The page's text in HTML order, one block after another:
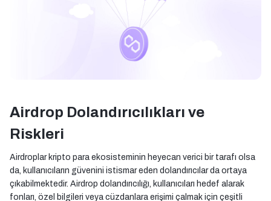
Airdrop Dolandırıcılıkları ve
Riskleri
Airdroplar kripto para ekosisteminin heyecan verici bir tarafı olsa
da, kullanıcıların güvenini istismar eden dolandırıcılar da ortaya
çıkabilmektedir. Airdrop dolandırıcılığı, kullanıcıları hedef alarak
fonları, özel bilgileri veya cüzdanlara erişimi çalmak için çeşitli